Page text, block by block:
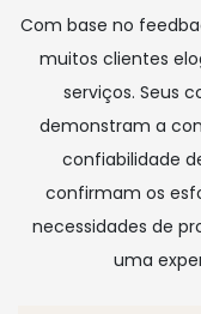
Com base no
muitos clientes
serviços. Seus
demonstram a
confiabilidade
confirmam os
necessidades de
uma